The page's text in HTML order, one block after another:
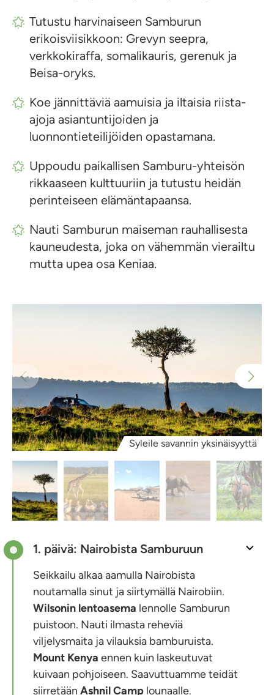
Tutustu harvinaiseen Samburun
erikoisviisikkoon: Grevyn seepra,
verkkokiraffa, somalikauris, gerenuk ja
Beisa-oryks.
Koe jännittäviä aamuisia ja iltaisia riista-
ajoja asiantuntijoiden ja
luonnontieteilijöiden opastamana.
Uppoudu paikallisen Samburu-yhteisön
rikkaaseen kulttuuriin ja tutustu heidän
perinteiseen elämäntapaansa.
Nauti Samburun maiseman rauhallisesta
kauneudesta, joka on vähemmän vierailtu
mutta upea osa Keniaa.
Syleile savannin yksinäisyyttä
1. päivä: Nairobista Samburuun
Seikkailu alkaa aamulla Nairobista
noutamalla sinut ja siirtymällä Nairobiin.
Wilsonin lentoasema lennolle Samburun
puistoon. Nauti ilmasta reheviä
viljelysmaita ja vilauksia bamburuista.
Mount Kenya ennen kuin laskeutuvat
kuivaan pohjoiseen. Saavuttuamme teidät
siirretään Ashnil Camp lounaalle.